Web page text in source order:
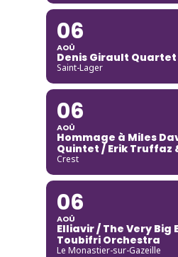
06
AOÛ
Denis Girault Quartet
Saint-Lager
06
AOÛ
Hommage à Miles
Quintet / Erik Truffaz
Crest
06
AOÛ
Elliavir / The Very Big
Toubifri Orchestra
Le Monastier-sur-Gazeille